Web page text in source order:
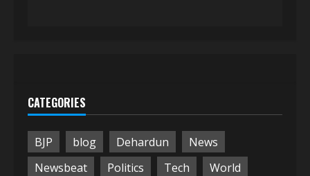
CATEGORIES
BJP blog Dehardun
News
Newsbeat
Politics Tech
World